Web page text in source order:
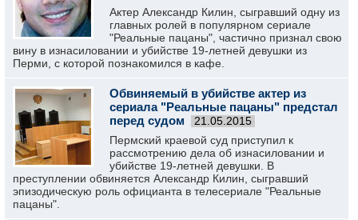
Актер Александр Килин, сыгравший одну из
главных ролей в популярном сериале
"Реальные пацаны", частично признал свою
вину в изнасиловании и убийстве 19-летней девушки из
Перми, с которой познакомился в кафе.
Обвиняемый в убийстве актер из
сериала "Реальные пацаны" предстал
перед судом
21.05.2015
Пермский краевой суд приступил к
рассмотрению дела об изнасиловании и
убийстве 19-летней девушки. В
преступлении обвиняется Александр Килин, сыгравший
эпизодическую роль официанта в телесериале "Реальные
пацаны".